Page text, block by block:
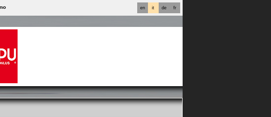
fr
de
it
en